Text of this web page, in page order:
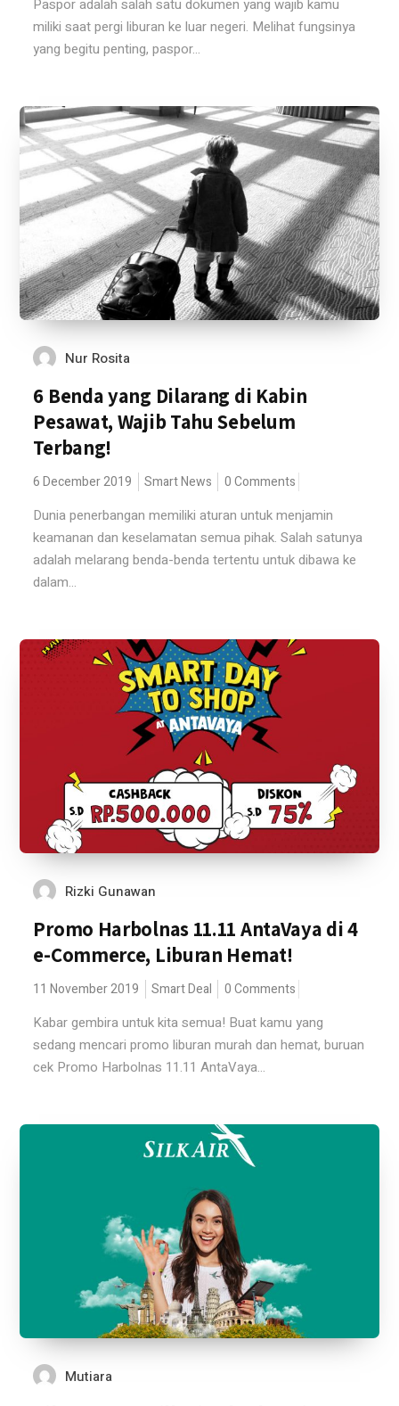
Paspor adalah salah satu dokumen yang wajib kamu
miliki saat pergi liburan ke luar negeri. Melihat fungsinya
yang begitu penting, paspor...
Nur Rosita
6 Benda yang Dilarang di Kabin
Pesawat, Wajib Tahu Sebelum
Terbang!
6 December 2019 Smart News 0 Comments
Dunia penerbangan memiliki aturan untuk menjamin
keamanan dan keselamatan semua pihak. Salah satunya
adalah melarang benda-benda tertentu untuk dibawa ke
dalam...
Rizki Gunawan
Promo Harbolnas 11.11 AntaVaya di 4
e-Commerce, Liburan Hemat!
11 November 2019 Smart Deal 0 Comments
Kabar gembira untuk kita semua! Buat kamu yang
sedang mencari promo liburan murah dan hemat, buruan
cek Promo Harbolnas 11.11 AntaVaya...
Mutiara